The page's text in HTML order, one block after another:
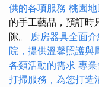
供的各項服務 桃園
的手工藝品，預訂時
隙。 廚房器具全面
院，提供溫馨照護與
各類活動的需求 專
打掃服務，為您打造